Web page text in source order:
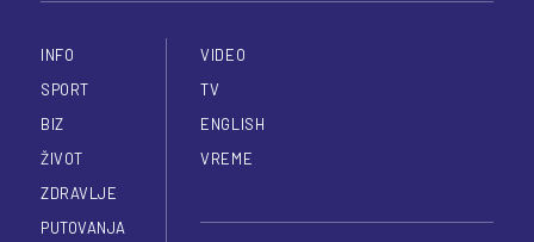
INFO
SPORT
BIZ
ŽIVOT
ZDRAVLJE
PUTOVANJA
VIDEO
TV
ENGLISH
VREME